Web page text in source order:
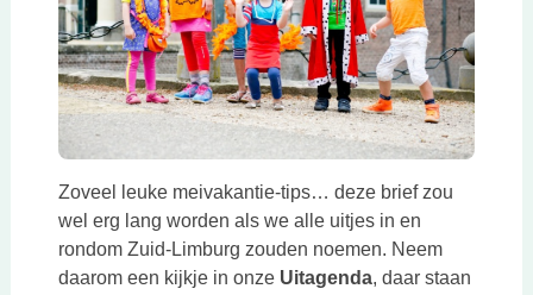
Zoveel leuke meivakantie-tips… deze brief zou
wel erg lang worden als we alle uitjes in en
rondom Zuid-Limburg zouden noemen. Neem
daarom een kijkje in onze Uitagenda, daar staan